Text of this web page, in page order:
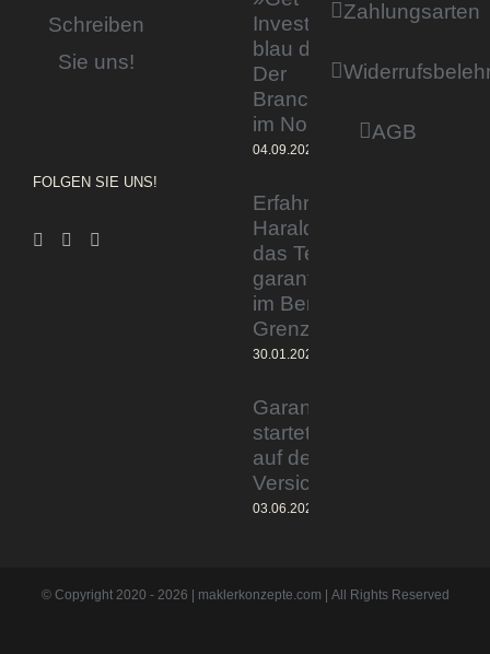
Schreiben
Sie uns!
FOLGEN SIE UNS!
Invested by
blau direkt«:
Der
Branchentag
im Norden
04.09.2023
Erfahrener Experte
Harald Wesely stärkt
das Team von
garantiertmehrnetto.de
im Bereich
Grenzgänger
30.01.2024
Garantiertmehrnetto.de®
startet Vermittlerplattform
auf deutschem
Versicherungsmarkt
03.06.2023
Zahlungsarten
AGB
© Copyright 2020 - 2026 | maklerkonzepte.com | All Rights Reserved